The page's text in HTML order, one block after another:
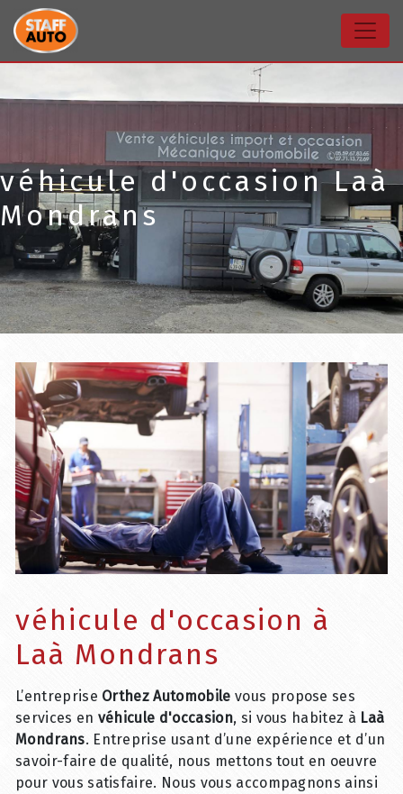
Panneau de gestion des cookies
véhicule d'occasion Laà
Mondrans
véhicule d'occasion à
Laà Mondrans
L’entreprise Orthez Automobile vous propose ses
services en véhicule d'occasion, si vous habitez à Laà
Mondrans. Entreprise usant d’une expérience et d’un
savoir-faire de qualité, nous mettons tout en oeuvre
pour vous satisfaire. Nous vous accompagnons ainsi